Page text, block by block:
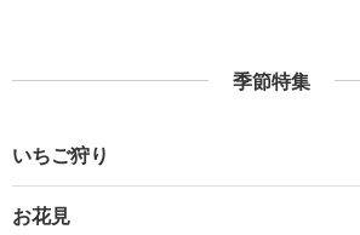
季節特集
いちご狩り
お花見